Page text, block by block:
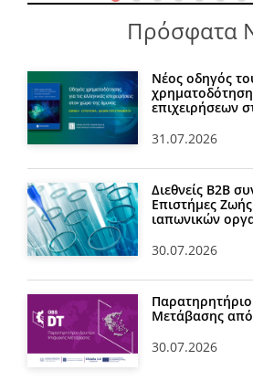
Πρόσφατα
Νέος οδηγός
επιχειρήσεων
31.07.2026
Διεθνείς Β2Β
Επιστήμες
ιαπωνικών
30.07.2026
Μετάβασης
30.07.2026